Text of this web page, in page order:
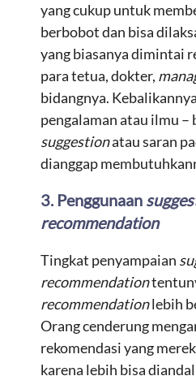
yang cukup untuk
berbobot dan bisa
yang biasanya dimintai
para tetua, dokter,
bidangnya.
pengalaman atau ilmu –
suggestionatau saran
dianggap
3. Penggunaan
recommendation
Tingkat penyampaian
recommendation
recommendationlebih
Orang cenderung
rekomendasi yang
karena lebih bisa